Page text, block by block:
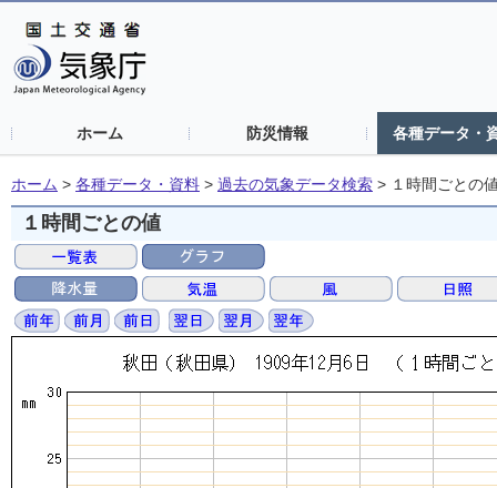
ホーム 防災情報 各種データ・
ホーム > 各種データ・資料 > 過去の気象データ検索 > １時間ごとの
１時間ごとの値